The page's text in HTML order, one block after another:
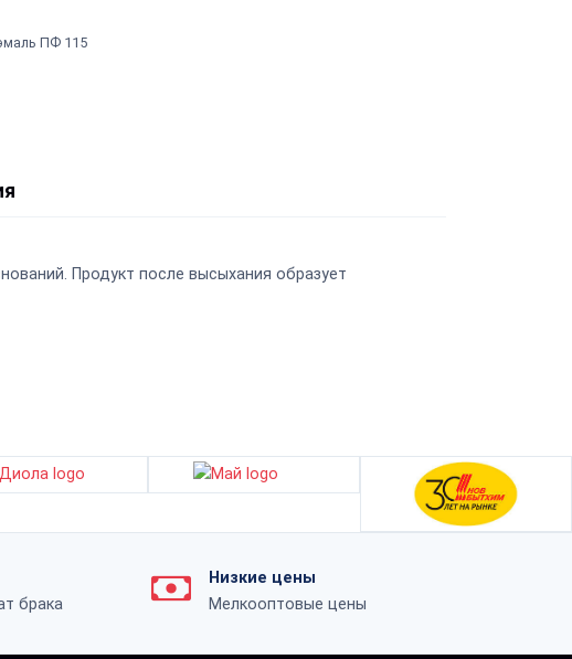
ПФ 115
Продукт после высыхания образует
брака
Низкие цены
Мелкооптовые цены